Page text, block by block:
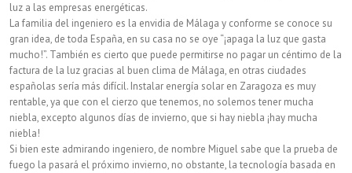
luz a las empresas energéticas.
La familia del ingeniero es la envidia de Málaga y conforme se conoce su
gran idea, de toda España, en su casa no se oye “¡apaga la luz que gasta
mucho!”. También es cierto que puede permitirse no pagar un céntimo de la
factura de la luz gracias al buen clima de Málaga, en otras ciudades
españolas sería más difícil. Instalar energía solar en Zaragoza es muy
rentable, ya que con el cierzo que tenemos, no solemos tener mucha
niebla, excepto algunos días de invierno, que si hay niebla ¡hay mucha
niebla!
Si bien este admirando ingeniero, de nombre Miguel sabe que la prueba de
fuego la pasará el próximo invierno, no obstante, la tecnología basada en